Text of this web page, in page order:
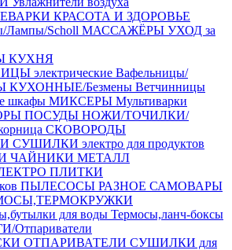
КРАСОТА И ЗДОРОВЬЕ
Лампы/Scholl МАССАЖЁРЫ УХОД за
КУХНЯ
электрические Вафельницы/
КУХОННЫЕ/Безмены Ветчинницы
шкафы МИКСЕРЫ Мультиварки
ПОСУДЫ НОЖИ/ТОЧИЛКИ/
СКОВОРОДЫ
СУШИЛКИ электро для продуктов
ЧАЙНИКИ МЕТАЛЛ
ПЛИТКИ
ПЫЛЕСОСЫ РАЗНОЕ САМОВАРЫ
для воды Термосы,ланч-боксы
Отпариватели
ОТПАРИВАТЕЛИ СУШИЛКИ для